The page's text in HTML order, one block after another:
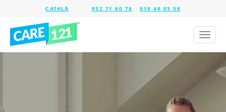
932 71 60 78 919 49 05 58
Toggle